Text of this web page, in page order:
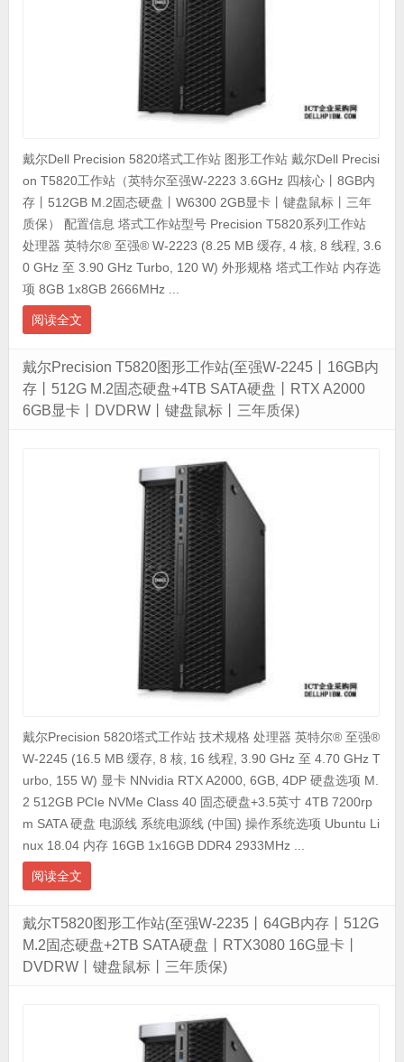
戴尔Dell Precision 5820塔式工作站 图形工作站 戴尔Dell Precisi
on T5820工作站（英特尔至强W-2223 3.6GHz 四核心丨8GB内
存丨512GB M.2固态硬盘丨W6300 2GB显卡丨键盘鼠标丨三年
质保） 配置信息 塔式工作站型号 Precision T5820系列工作站
处理器 英特尔® 至强® W-2223 (8.25 MB 缓存, 4 核, 8 线程, 3.6
0 GHz 至 3.90 GHz Turbo, 120 W) 外形规格 塔式工作站 内存选
项 8GB 1x8GB 2666MHz ...
阅读全文
戴尔Precision T5820图形工作站(至强W-2245丨16GB内
存丨512G M.2固态硬盘+4TB SATA硬盘丨RTX A2000
6GB显卡丨DVDRW丨键盘鼠标丨三年质保)
戴尔Precision 5820塔式工作站 技术规格 处理器 英特尔® 至强®
W-2245 (16.5 MB 缓存, 8 核, 16 线程, 3.90 GHz 至 4.70 GHz T
urbo, 155 W) 显卡 NNvidia RTX A2000, 6GB, 4DP 硬盘选项 M.
2 512GB PCIe NVMe Class 40 固态硬盘+3.5英寸 4TB 7200rp
m SATA 硬盘 电源线 系统电源线 (中国) 操作系统选项 Ubuntu Li
nux 18.04 内存 16GB 1x16GB DDR4 2933MHz ...
阅读全文
戴尔T5820图形工作站(至强W-2235丨64GB内存丨512G
M.2固态硬盘+2TB SATA硬盘丨RTX3080 16G显卡丨
DVDRW丨键盘鼠标丨三年质保)